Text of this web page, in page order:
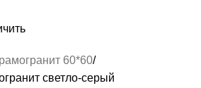
60*60
светло-серый